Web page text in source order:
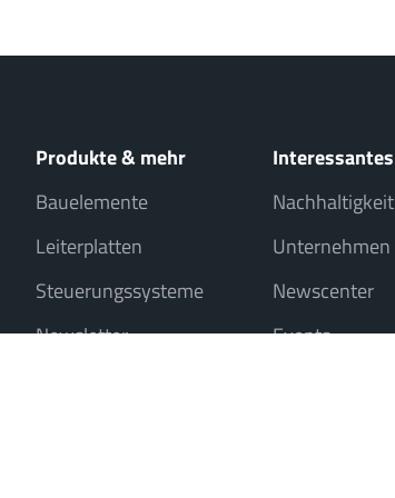
Produkte & mehr
Bauelemente
Leiterplatten
Steuerungssysteme
Newsletter
Interessantes
Nachhaltigkeit
Unternehmen
Newscenter
Events